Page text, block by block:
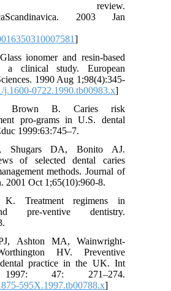
review.
2003 Jan
ionomer and resin‐based
a clinical study. European
1990 Aug 1;98(4):345-
j.1600-0722.1990.tb00983.x
Brown B. Caries risk
pro-grams in U.S. dental
1999:63:745–7.
Shugars DA, Bonito AJ.
of selected dental caries
methods. Journal of
2001 Oct 1;65(10):960-8.
K. Treatment regimens in
pre-ventive dentistry.
Ashton MA, Wainwright-
HV. Preventive
dental practice in the UK. Int
47: 271–274.
595X.1997.tb00788.x